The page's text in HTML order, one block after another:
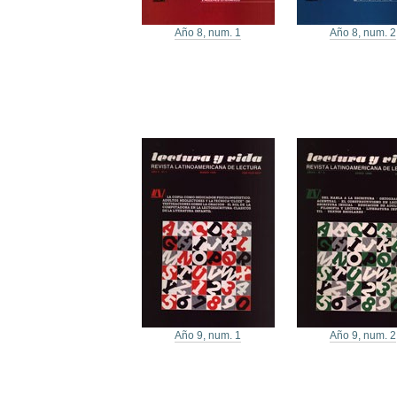
Año 8, num. 1 Año 8, num. 2
Año 9, num. 1 Año 9, num. 2